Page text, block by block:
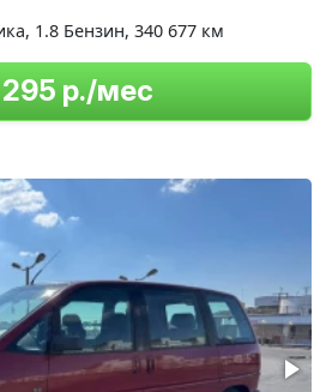
, 1.8 Бензин, 340 677 км
р./мес